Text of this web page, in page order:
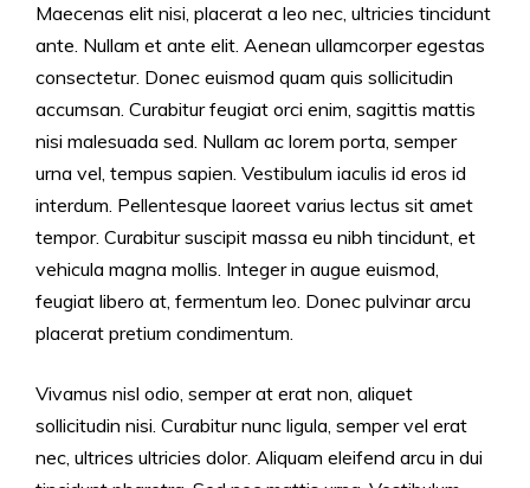
Maecenas elit nisi, placerat a leo nec, ultricies tincidunt
ante. Nullam et ante elit. Aenean ullamcorper egestas
consectetur. Donec euismod quam quis sollicitudin
accumsan. Curabitur feugiat orci enim, sagittis mattis
nisi malesuada sed. Nullam ac lorem porta, semper
urna vel, tempus sapien. Vestibulum iaculis id eros id
interdum. Pellentesque laoreet varius lectus sit amet
tempor. Curabitur suscipit massa eu nibh tincidunt, et
vehicula magna mollis. Integer in augue euismod,
feugiat libero at, fermentum leo. Donec pulvinar arcu
placerat pretium condimentum.
Vivamus nisl odio, semper at erat non, aliquet
sollicitudin nisi. Curabitur nunc ligula, semper vel erat
nec, ultrices ultricies dolor. Aliquam eleifend arcu in dui